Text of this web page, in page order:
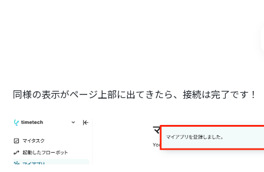
同様の表示がページ上部に出てきたら、接続は完了です！